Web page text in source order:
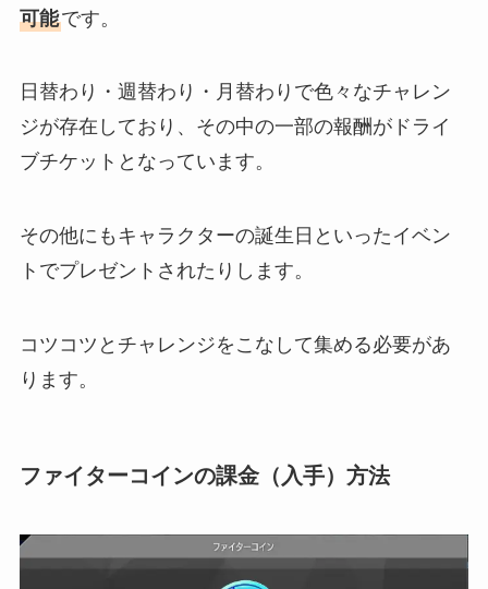
可能です。
日替わり・週替わり・月替わりで色々なチャレン
ジが存在しており、その中の一部の報酬がドライ
ブチケットとなっています。
その他にもキャラクターの誕生日といったイベン
トでプレゼントされたりします。
コツコツとチャレンジをこなして集める必要があ
ります。
ファイターコインの課金（入手）方法